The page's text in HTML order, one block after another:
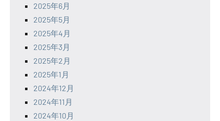
2025年6月
2025年5月
2025年4月
2025年3月
2025年2月
2025年1月
2024年12月
2024年11月
2024年10月